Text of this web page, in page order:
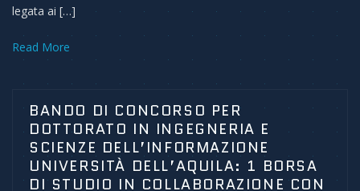
legata ai […]
Read More
BANDO DI CONCORSO PER
DOTTORATO IN INGEGNERIA E
SCIENZE DELL’INFORMAZIONE
UNIVERSITÀ DELL’AQUILA: 1 BORSA
DI STUDIO IN COLLABORAZIONE CON